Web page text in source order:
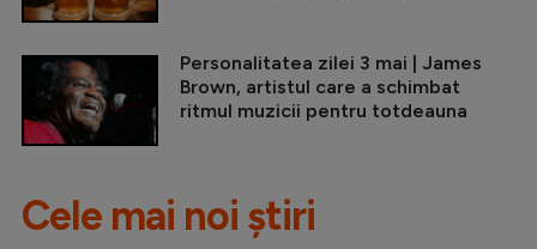
Personalitatea zilei 3 mai | James
Brown, artistul care a schimbat
ritmul muzicii pentru totdeauna
Cele mai noi știri